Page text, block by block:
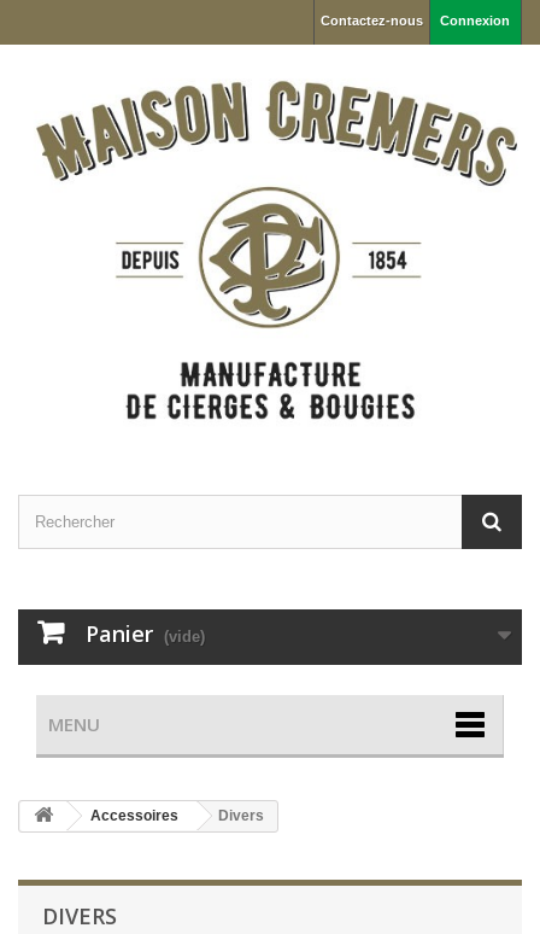
Connexion
Contactez-nous
Panier (vide)
MENU
Accessoires Divers
DIVERS